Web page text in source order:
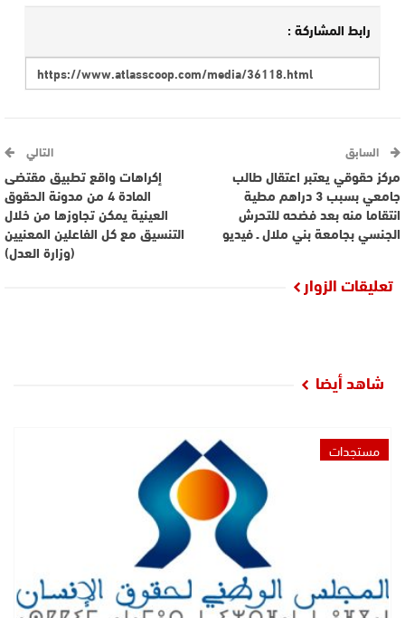
رابط المشاركة :
السابق
مركز حقوقي يعتبر اعتقال طالب
جامعي بسبب 3 دراهم مطية
انتقاما منه بعد فضحه للتحرش
الجنسي بجامعة بني ملال ـ فيديو
التالي
إكراهات واقع تطبيق مقتضى
المادة 4 من مدونة الحقوق
العينية يمكن تجاوزها من خلال
التنسيق مع كل الفاعلين المعنيين
(وزارة العدل)
تعليقات الزوار
شاهد أيضا
مستجدات